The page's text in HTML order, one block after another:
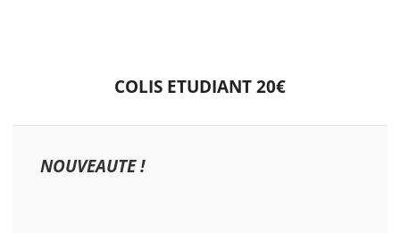
COLIS ETUDIANT 20€
NOUVEAUTE !